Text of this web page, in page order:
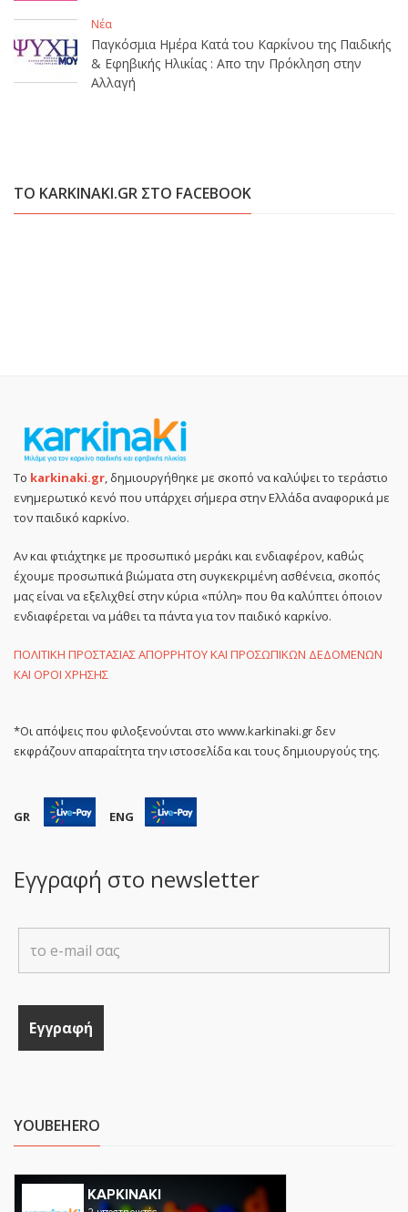
Νέα
Παγκόσμια Ημέρα Κατά του Καρκίνου της Παιδικής
& Εφηβικής Ηλικίας : Απο την Πρόκληση στην
Αλλαγή
ΤΟ KARKINAKI.GR ΣΤΟ FACEBOOK
Το karkinaki.gr, δημιουργήθηκε με σκοπό να καλύψει το τεράστιο
ενημερωτικό κενό που υπάρχει σήμερα στην Ελλάδα αναφορικά με
τον παιδικό καρκίνο.
Αν και φτιάχτηκε με προσωπικό μεράκι και ενδιαφέρον, καθώς
έχουμε προσωπικά βιώματα στη συγκεκριμένη ασθένεια, σκοπός
μας είναι να εξελιχθεί στην κύρια «πύλη» που θα καλύπτει όποιον
ενδιαφέρεται να μάθει τα πάντα για τον παιδικό καρκίνο.
ΠΟΛΙΤΙΚΗ ΠΡΟΣΤΑΣΙΑΣ ΑΠΟΡΡΗΤΟΥ ΚΑΙ ΠΡΟΣΩΠΙΚΩΝ ΔΕΔΟΜΕΝΩΝ
ΚΑΙ ΟΡΟΙ ΧΡΗΣΗΣ
*Οι απόψεις που φιλοξενούνται στο www.karkinaki.gr δεν
εκφράζουν απαραίτητα την ιστοσελίδα και τους δημιουργούς της.
GR ENG
Εγγραφή στο newsletter
YOUBEHERO